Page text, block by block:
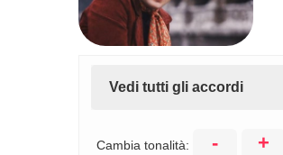
Vedi tutti gli accordi
Cambia tonalità: - +